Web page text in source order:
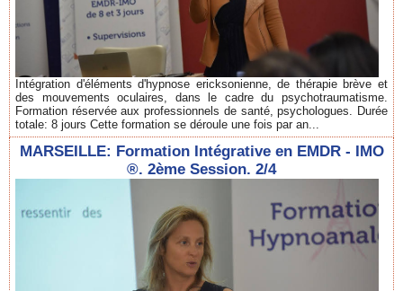
Intégration d'éléments d'hypnose ericksonienne, de thérapie brève et
des mouvements oculaires, dans le cadre du psychotraumatisme.
Formation réservée aux professionnels de santé, psychologues. Durée
totale: 8 jours Cette formation se déroule une fois par an...
MARSEILLE: Formation Intégrative en EMDR - IMO
®. 2ème Session. 2/4